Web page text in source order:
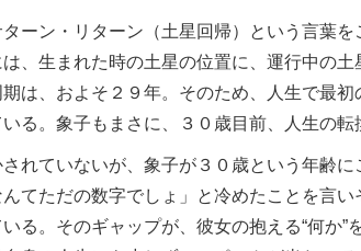
ーン・リターン（土星回帰）という言葉を
、生まれた時の土星の位置に、運行中の
は、およそ２９年。そのため、人生で最
る。象子もまさに、３０歳目前、人生の転
れていないが、象子が３０歳という年齢に
てただの数字でしょ」と冷めたことを言
る。そのギャップが、彼女の抱える“何か”